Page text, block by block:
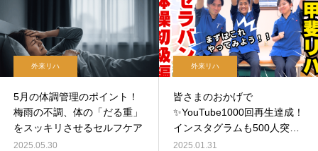
外来リハ
5月の体調管理のポイント！
梅雨の不調、体の「だる重」
をスッキリさせるセルフケア
2025.05.30
外来リハ
皆さまのおかげで
✨YouTube1000回再生達成！
インスタグラムも500人突
破！
2025.01.31